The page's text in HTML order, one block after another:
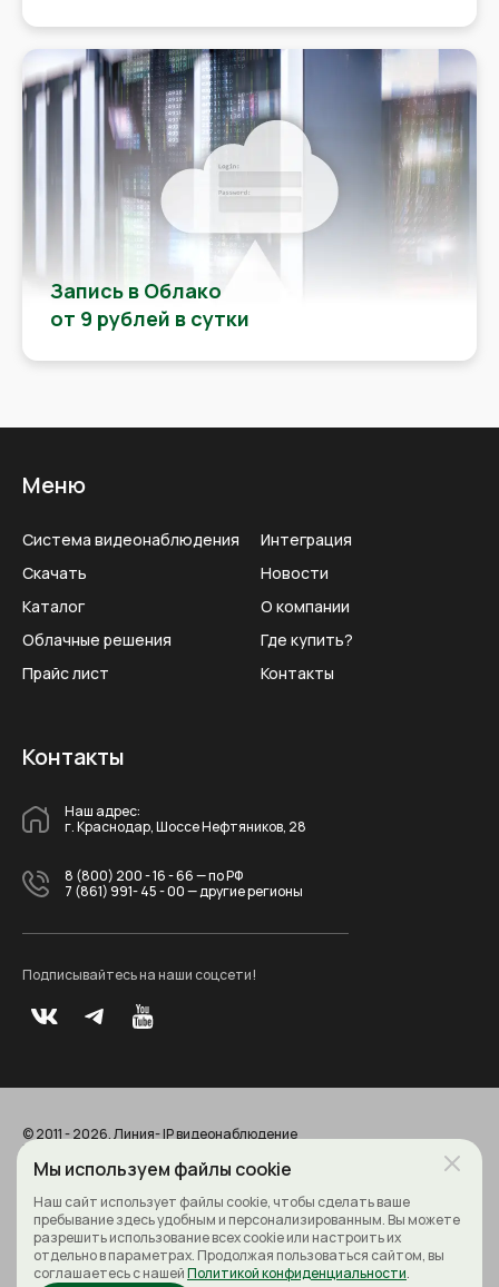
Запись в Облако
от 9 рублей в сутки
Контакты
Наш адрес:
г. Краснодар, Шоссе Нефтяников, 28
8 (800) 200 - 16 - 66— по РФ
7 (861) 991- 45 - 00— другие регионы
Подписывайтесь на наши соцсети!
Меню
Система видеонаблюдения
Скачать
Каталог
Облачные решения
Прайс лист
Интеграция
Новости
О компании
Где купить?
Контакты
© 2011 - 2026. Линия- IP видеонаблюдение
Все права защищены
Политика конфиденциальности
Мы используем файлы cookie
Наш сайт использует файлы cookie, чтобы сделать ваше
пребывание здесь удобным и персонализированным. Вы можете
разрешить использование всех cookie или настроить их
отдельно в параметрах. Продолжая пользоваться сайтом, вы
соглашаетесь с нашейПолитикой конфиденциальности.